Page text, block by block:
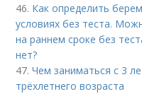
46. Как определить
условиях без теста.
на раннем сроке без
нет?
47.Чем заниматься с 3
трёхлетнего возраста